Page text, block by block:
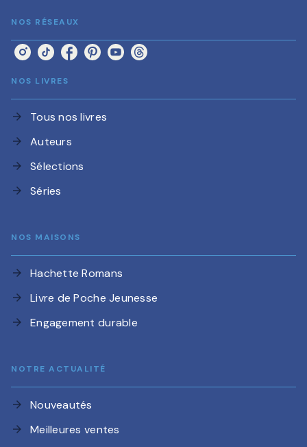
NOS RÉSEAUX
NOS LIVRES
arrow_forward Tous nos livres
arrow_forward Auteurs
arrow_forward Sélections
arrow_forward Séries
NOS MAISONS
arrow_forward Hachette Romans
arrow_forward Livre de Poche Jeunesse
arrow_forward Engagement durable
NOTRE ACTUALITÉ
arrow_forward Nouveautés
arrow_forward Meilleures ventes